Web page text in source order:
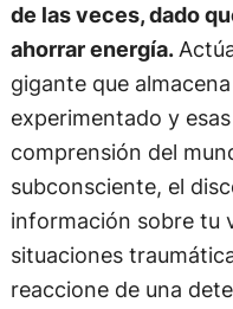
de las veces, dado
ahorrar energía.
gigante que
experimentado y
comprensión del
subconsciente, el
información sobre tu
situaciones
reaccione de una